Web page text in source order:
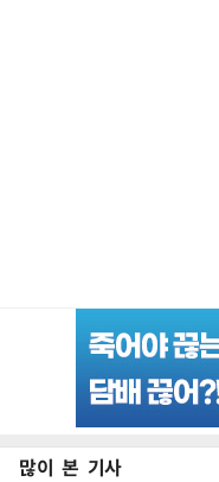
많이 본 기사